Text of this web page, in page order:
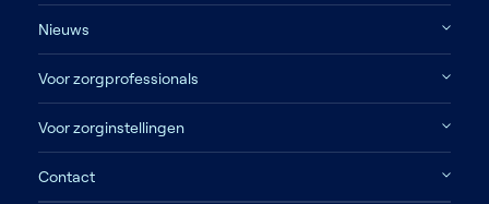
Nieuws
Voor zorgprofessionals
Voor zorginstellingen
Contact